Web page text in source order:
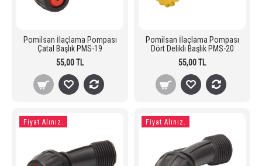
Pomilsan İlaçlama Pompası
Çatal Başlık PMS-19
55,00 TL
Pomilsan İlaçlama Pompası
Dört Delikli Başlık PMS-20
55,00 TL
Fiyat Alınız. Fiyat Alınız.